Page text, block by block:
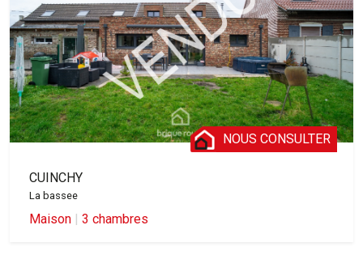
NOUS CONSULTER
CUINCHY
La bassee
Maison | 3 chambres